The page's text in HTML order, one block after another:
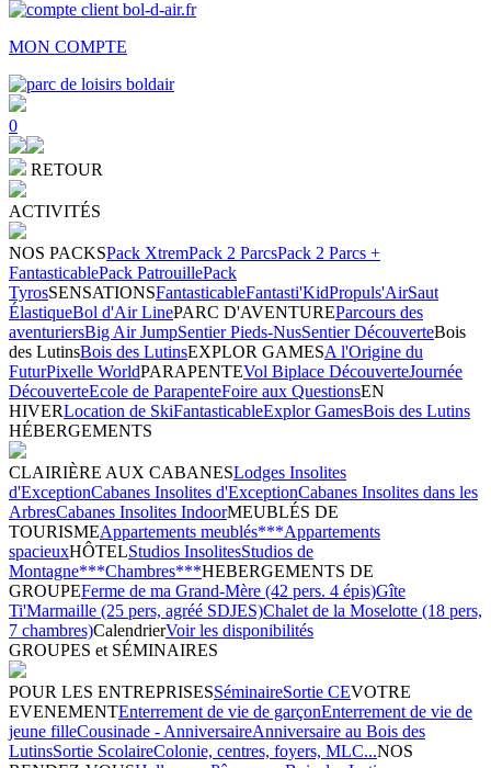
MON COMPTE
0
RETOUR
ACTIVITÉS
NOS PACKSPack XtremPack 2 ParcsPack 2 Parcs +
FantasticablePack PatrouillePack
TyrosSENSATIONSFantasticableFantasti'KidPropuls'AirSaut
ÉlastiqueBol d'Air LinePARC D'AVENTUREParcours des
aventuriersBig Air JumpSentier Pieds-NusSentier DécouverteBois
des LutinsBois des LutinsEXPLOR GAMESA l'Origine du
FuturPixelle WorldPARAPENTEVol Biplace DécouverteJournée
DécouverteEcole de ParapenteFoire aux QuestionsEN
HIVERLocation de SkiFantasticableExplor GamesBois des Lutins
HÉBERGEMENTS
CLAIRIÈRE AUX CABANESLodges Insolites
d'ExceptionCabanes Insolites d'ExceptionCabanes Insolites dans les
ArbresCabanes Insolites IndoorMEUBLÉS DE
TOURISMEAppartements meublés***Appartements
spacieuxHÔTELStudios InsolitesStudios de
Montagne***Chambres***HEBERGEMENTS DE
GROUPEFerme de ma Grand-Mère (42 pers. 4 épis)Gîte
Ti'Marmaille (25 pers, agréé SDJES)Chalet de la Moselotte (18 pers,
7 chambres)CalendrierVoir les disponibilités
GROUPES et SÉMINAIRES
POUR LES ENTREPRISESSéminaireSortie CEVOTRE
EVENEMENTEnterrement de vie de garçonEnterrement de vie de
jeune filleCousinade - AnniversaireAnniversaire au Bois des
LutinsSortie ScolaireColonie, centres, foyers, MLC...NOS